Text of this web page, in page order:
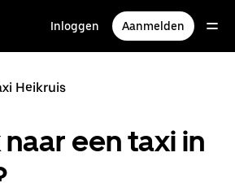
Inloggen Aanmelden
Heikruis
een taxi in